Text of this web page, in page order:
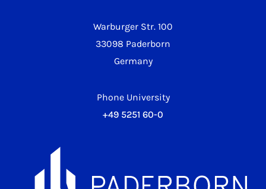
Warburger Str. 100
33098 Paderborn
Germany
Phone University
+49 5251 60-0